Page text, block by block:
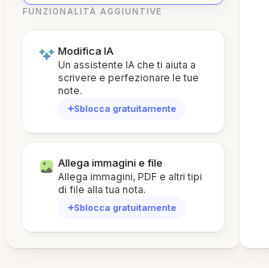
FUNZIONALITÀ AGGIUNTIVE
Modifica IA
Un assistente IA che ti aiuta a
scrivere e perfezionare le tue
note.
Sblocca gratuitamente
Allega immagini e file
Allega immagini, PDF e altri tipi
di file alla tua nota.
Sblocca gratuitamente